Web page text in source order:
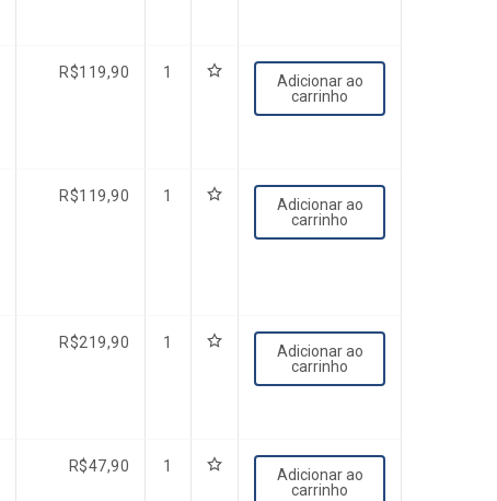
R$119,90 1
Adicionar ao
carrinho
R$119,90 1
Adicionar ao
carrinho
R$219,90 1
Adicionar ao
carrinho
R$47,90 1
Adicionar ao
carrinho